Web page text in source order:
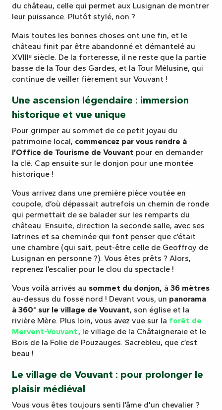
du château, celle qui permet aux Lusignan de montrer
leur puissance. Plutôt stylé, non ?
Mais toutes les bonnes choses ont une fin, et le
château finit par être abandonné et démantelé au
XVIIIᵉ siècle. De la forteresse, il ne reste que la partie
basse de la Tour des Gardes, et la Tour Mélusine, qui
continue de veiller fièrement sur Vouvant !
Une ascension légendaire : immersion
historique et vue unique
Pour grimper au sommet de ce petit joyau du
patrimoine local, commencez par vous rendre à
l’Office de Tourisme de Vouvant pour en demander
la clé. Cap ensuite sur le donjon pour une montée
historique !
Vous arrivez dans une première pièce voutée en
coupole, d’où dépassait autrefois un chemin de ronde
qui permettait de se balader sur les remparts du
château. Ensuite, direction la seconde salle, avec ses
latrines et sa cheminée qui font penser que c’était
une chambre (qui sait, peut-être celle de Geoffroy de
Lusignan en personne ?). Vous êtes prêts ? Alors,
reprenez l’escalier pour le clou du spectacle !
Vous voilà arrivés au sommet du donjon, à 36 mètres
au-dessus du fossé nord ! Devant vous, un panorama
à 360° sur le village de Vouvant, son église et la
rivière Mère. Plus loin, vous avez vue sur la forêt de
Mervent-Vouvant , le village de la Châtaigneraie et le
Bois de la Folie de Pouzauges. Sacrebleu, que c’est
beau !
Le village de Vouvant : pour prolonger le
plaisir médiéval
Vous vous êtes toujours senti l’âme d’un chevalier ?